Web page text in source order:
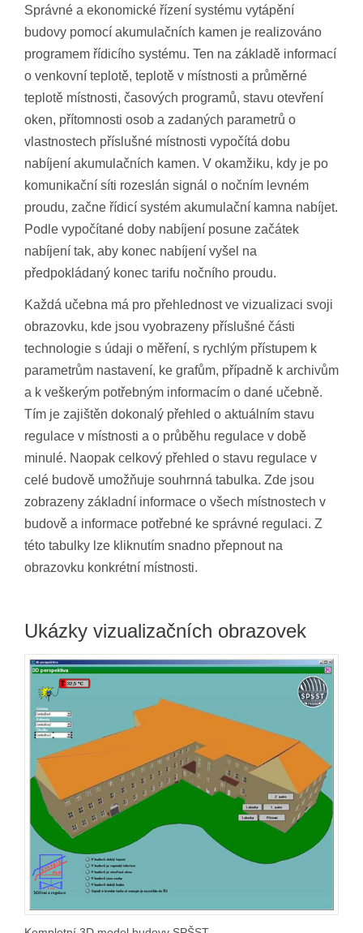
Správné a ekonomické řízení systému vytápění
budovy pomocí akumulačních kamen je realizováno
programem řídicího systému. Ten na základě informací
o venkovní teplotě, teplotě v místnosti a průměrné
teplotě místnosti, časových programů, stavu otevření
oken, přítomnosti osob a zadaných parametrů o
vlastnostech příslušné místnosti vypočítá dobu
nabíjení akumulačních kamen. V okamžiku, kdy je po
komunikační síti rozeslán signál o nočním levném
proudu, začne řídicí systém akumulační kamna nabíjet.
Podle vypočítané doby nabíjení posune začátek
nabíjení tak, aby konec nabíjení vyšel na
předpokládaný konec tarifu nočního proudu.
Každá učebna má pro přehlednost ve vizualizaci svoji
obrazovku, kde jsou vyobrazeny příslušné části
technologie s údaji o měření, s rychlým přístupem k
parametrům nastavení, ke grafům, případně k archivům
a k veškerým potřebným informacím o dané učebně.
Tím je zajištěn dokonalý přehled o aktuálním stavu
regulace v místnosti a o průběhu regulace v době
minulé. Naopak celkový přehled o stavu regulace v
celé budově umožňuje souhrnná tabulka. Zde jsou
zobrazeny základní informace o všech místnostech v
budově a informace potřebné ke správné regulaci. Z
této tabulky lze kliknutím snadno přepnout na
obrazovku konkrétní místnosti.
Ukázky vizualizačních obrazovek